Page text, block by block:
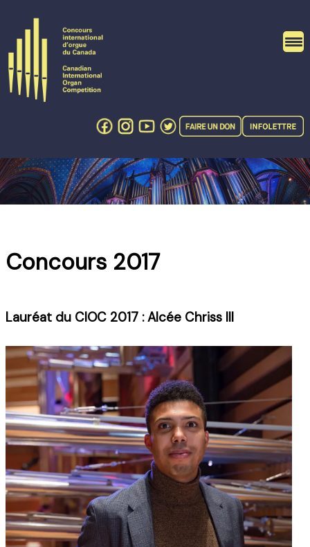
content
Concours 2017
Lauréat du CIOC 2017 : Alcée Chriss III